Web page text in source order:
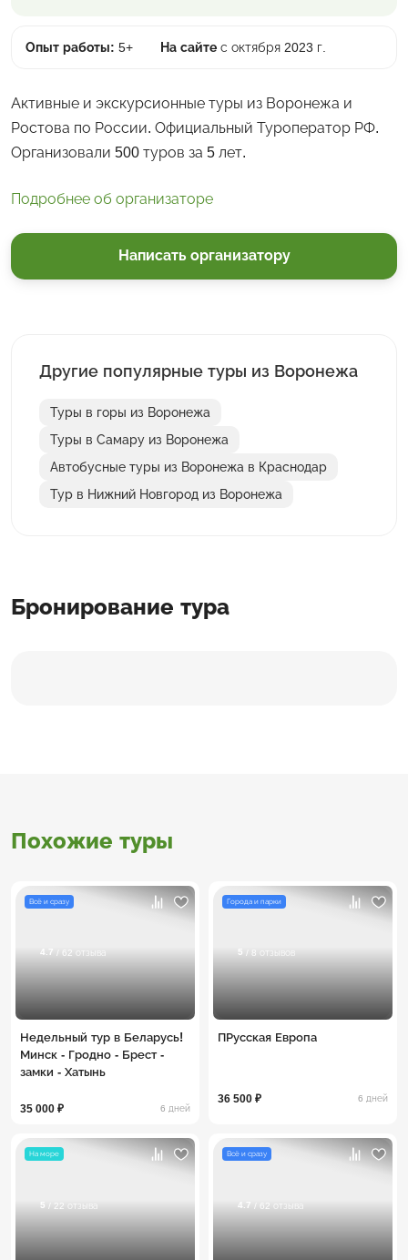
Опыт работы: 5+ На сайте с октября 2023 г.
Активные и экскурсионные туры из Воронежа и
Ростова по России. Официальный Туроператор РФ.
Организовали 500 туров за 5 лет.
Подробнее об организаторе
Написать организатору
Другие популярные туры из Воронежа
Туры в горы из Воронежа
Туры в Самару из Воронежа
Автобусные туры из Воронежа в Краснодар
Тур в Нижний Новгород из Воронежа
Бронирование тура
Похожие туры
Всё и сразу
4.7 / 62 отзыва
Недельный тур в Беларусь!
Минск - Гродно - Брест -
замки - Хатынь
35 000 ₽ 6 дней
Города и парки
5 / 8 отзывов
ПРусская Европа
36 500 ₽ 6 дней
На море
5 / 22 отзыва
Всё и сразу
4.7 / 62 отзыва